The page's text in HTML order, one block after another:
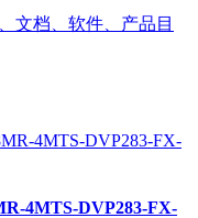
文档、软件、产品目
4MTS-DVP283-FX-